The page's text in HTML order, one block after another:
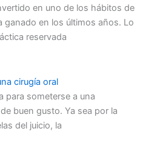
en uno de los hábitos de
ganado en los últimos años. Lo
reservada
cirugía oral
para someterse a una
buen gusto. Ya sea por la
del juicio, la